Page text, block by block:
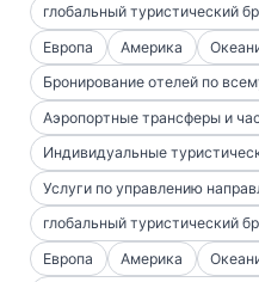
глобальный туристический
Европа
Америка
Бронирование отелей по
Аэропортные трансферы и
Индивидуальные
Услуги по управлению
глобальный туристический
Европа
Америка